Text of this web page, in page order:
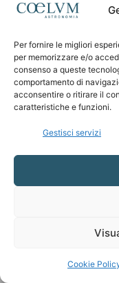
Per fornire le migliori
per memorizzare e/o
consenso a queste
comportamento di
acconsentire o ritirare il
caratteristiche e funzioni.
Gestisci servizi
Cookie